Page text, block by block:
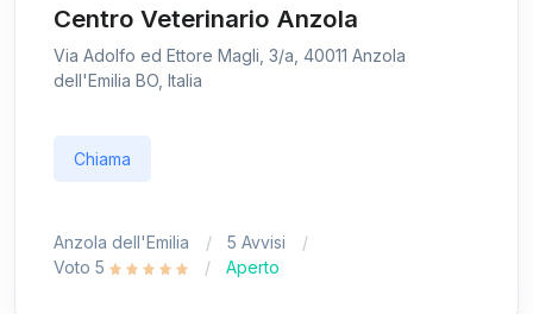
Centro Veterinario Anzola
Via Adolfo ed Ettore Magli, 3/a, 40011 Anzola
dell'Emilia BO, Italia
Chiama
Anzola dell'Emilia
5 Avvisi
Voto 5
Aperto